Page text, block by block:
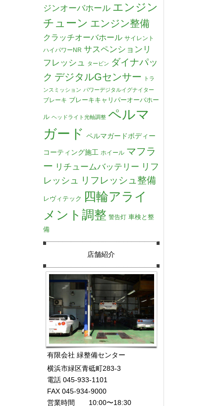
ジンオーバホール エンジン
チューン エンジン整備
クラッチオーバホール サイレント
ハイパワーNR サスペンションリ
フレッシュ
タービン ダイナパッ
ク デジタルGセンサー
トラ
ンスミッション パワーデジタルイグナイター
ブレーキ ブレーキキャリパーオーバホー
ル ヘッドライト光軸調整 ペルマ
ガード ペルマガードボディー
コーティング施工 ホイール マフラ
ー リチュームバッテリー リフ
レッシュ
リフレッシュ整備
レヴィテック 四輪アライ
メント調整 警告灯 車検と整
備
店舗紹介
有限会社 緑整備センター
横浜市緑区青砥町283-3
電話 045-933-1101
FAX 045-934-9000
営業時間 10:00〜18:30